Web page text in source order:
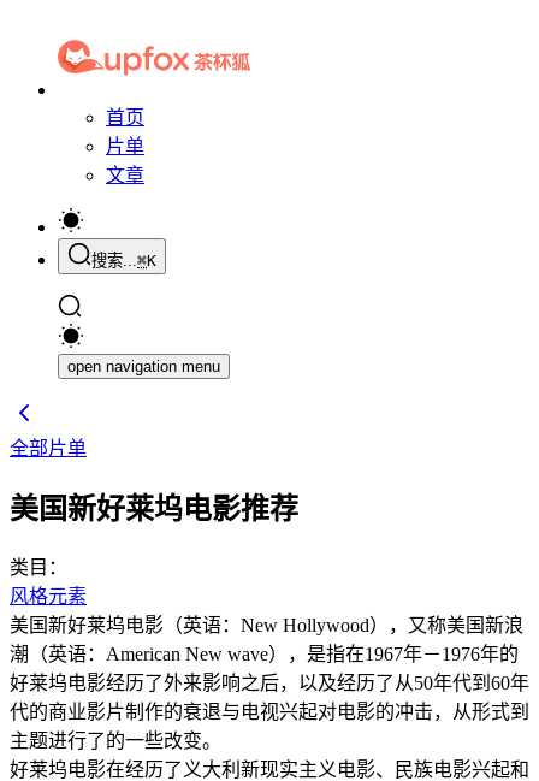
首页
片单
文章
搜索...⌘K
open navigation menu
全部片单
美国新好莱坞电影推荐
类目：
风格元素
美国新好莱坞电影（英语：New Hollywood），又称美国新浪
潮（英语：American New wave），是指在1967年－1976年的
好莱坞电影经历了外来影响之后，以及经历了从50年代到60年
代的商业影片制作的衰退与电视兴起对电影的冲击，从形式到
主题进行了的一些改变。
好莱坞电影在经历了义大利新现实主义电影、民族电影兴起和